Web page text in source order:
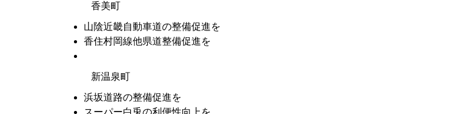
香美町
山陰近畿自動車道の整備促進を
香住村岡線他県道整備促進を
新温泉町
浜坂道路の整備促進を
スーパー白兎の利便性向上を